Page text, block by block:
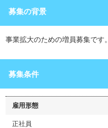
募集の背景
事業拡大のための増員募集です。
募集条件
雇用形態
正社員